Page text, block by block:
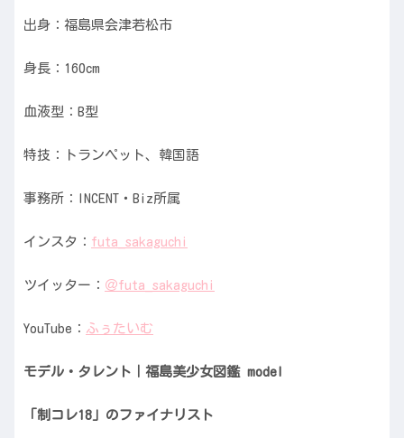
出身：福島県会津若松市
身長：160cm
血液型：B型
特技：トランペット、韓国語
事務所：INCENT・Biz所属
インスタ： futa_sakaguchi
ツイッター： ＠futa_sakaguchi
YouTube： ふぅたいむ
モデル・タレント｜福島美少女図鑑 model
「制コレ18」のファイナリスト